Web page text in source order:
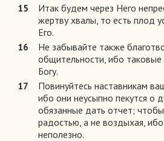
15
Итак будем через Него
жертву хвалы, то есть плод
Его.
16
Не забывайте также
общительности, ибо
Богу.
17
Повинуйтесь наставникам
ибо они неусыпно пекутся о
обязанные дать отчет;
радостью, а не воздыхая,
неполезно.